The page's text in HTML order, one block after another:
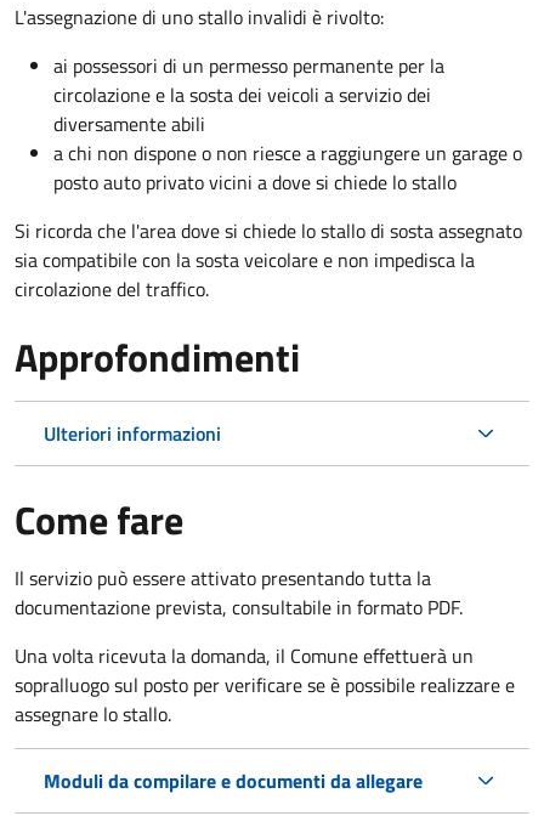
L'assegnazione di uno stallo invalidi è rivolto:
ai possessori di un permesso permanente per la
circolazione e la sosta dei veicoli a servizio dei
diversamente abili
a chi non dispone o non riesce a raggiungere un garage o
posto auto privato vicini a dove si chiede lo stallo
Si ricorda che l'area dove si chiede lo stallo di sosta assegnato
sia compatibile con la sosta veicolare e non impedisca la
circolazione del traffico.
Approfondimenti
Ulteriori informazioni
Come fare
Il servizio può essere attivato presentando tutta la
documentazione prevista, consultabile in formato PDF.
Una volta ricevuta la domanda, il Comune effettuerà un
sopralluogo sul posto per verificare se è possibile realizzare e
assegnare lo stallo.
Moduli da compilare e documenti da allegare